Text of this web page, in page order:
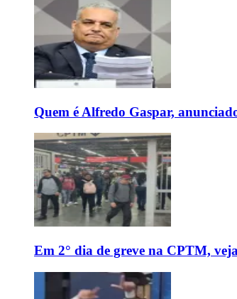
Quem é Alfredo Gaspar,
Em 2° dia de greve na CPTM,